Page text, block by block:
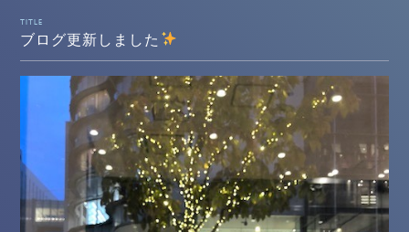
TITLE
ブログ更新しました